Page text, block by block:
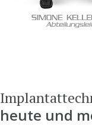
heute und